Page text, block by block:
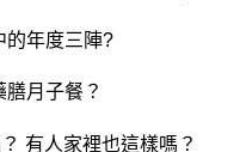
的年度三陣?
月子餐？
有人家裡也這樣嗎？